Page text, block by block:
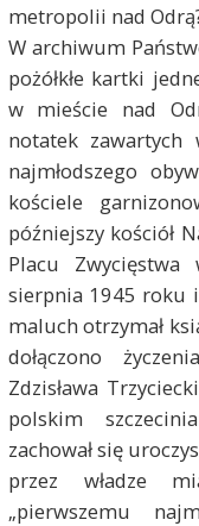
metropolii nad
W archiwum
pożółkłe kartki
w mieście nad
notatek
najmłodszego
kościele
późniejszy kościół
Placu
sierpnia 1945 roku
maluch otrzymał
dołączono
Zdzisława
polskim
zachował się
przez władze
„pierwszemu